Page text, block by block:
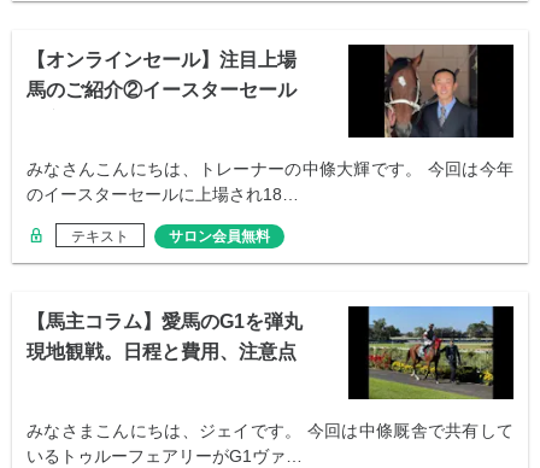
【オンラインセール】注目上場
馬のご紹介②イースターセール
みなさんこんにちは、トレーナーの中條大輝です。 今回は今年
のイースターセールに上場され18…
テキスト サロン会員無料
【馬主コラム】愛馬のG1を弾丸
現地観戦。日程と費用、注意点
みなさまこんにちは、ジェイです。 今回は中條厩舎で共有して
いるトゥルーフェアリーがG1ヴァ…